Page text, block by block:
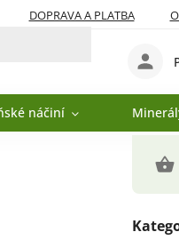
DOPRAVA A PLATBA
náčiní